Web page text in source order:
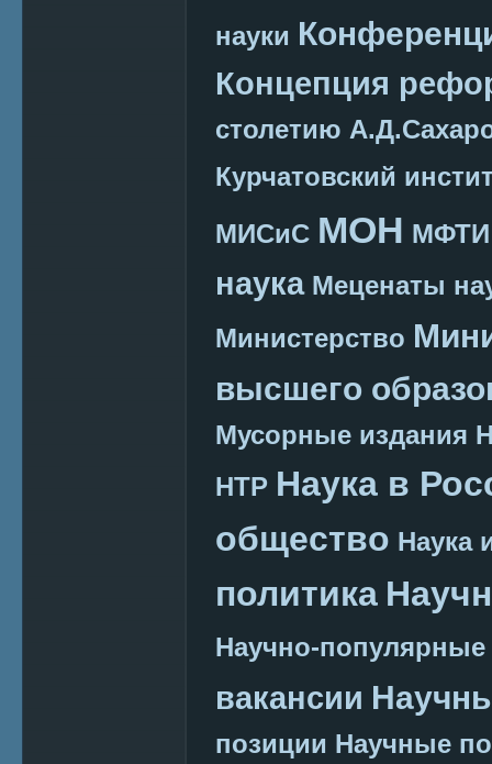
науки
Концепция
столетию
Курчатовский
МИСиС МОН МФТИ
наука Меценаты
Министерство
высшего
Мусорные издания
НТР Наука в
общество Наука
политика
Научно-
вакансии
позиции Научные